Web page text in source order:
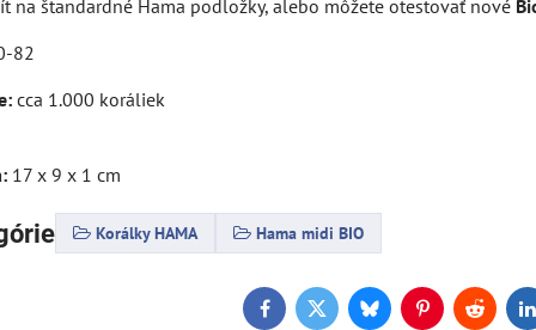
na štandardné Hama podložky, alebo môžete otestovať nové
82
cca 1.000 koráliek
17 x 9 x 1 cm
Korálky HAMA Hama midi BIO
FacebookTwitterBlueskyPinterestReddit